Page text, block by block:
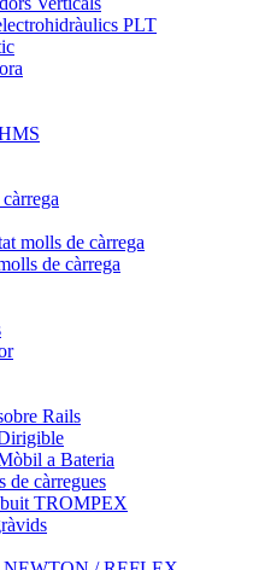
PLT
molls de càrrega
de càrrega
Rails
a Bateria
de càrregues
TROMPEX